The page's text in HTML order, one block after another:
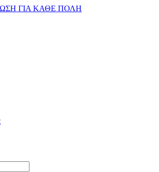
ΓΙΑ ΚΑΘΕ ΠΟΛΗ